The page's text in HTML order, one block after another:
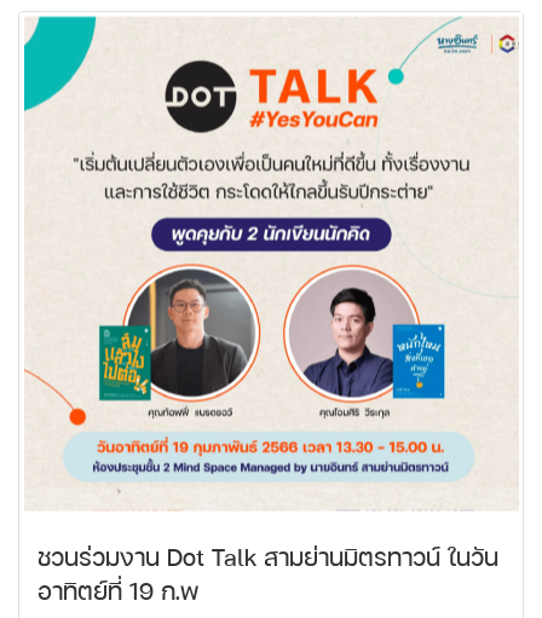
ชวนร่วมงาน Dot Talk สามย่านมิตรทาวน์ ในวัน
อาทิตย์ที่ 19 ก.พ